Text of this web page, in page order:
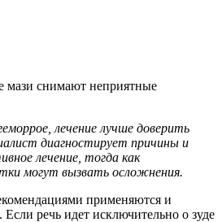
мази снимают неприятные
лечение лучше доверить
диагностирует причины и
лечение, тогда как
могут вызвать осложнения.
применяются и
Если речь идет исключительно о зуде